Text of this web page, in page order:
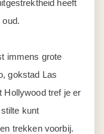
heeft
immens grote
gokstad Las
Hollywood tref je er
kunt
trekken voorbij.